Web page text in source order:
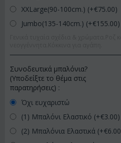
XXLarge(90-100cm.) (+€75.00)
Jumbo(135-140cm.) (+€155.00)
Συνοδευτικά μπαλόνια?
(Υποδείξτε το θέμα στις
παρατηρήσεις) :
Όχι ευχαριστώ
(1) Μπαλόνι Ελαστικό (+€3.00)
(2) Μπαλόνια Ελαστικά (+€6.00